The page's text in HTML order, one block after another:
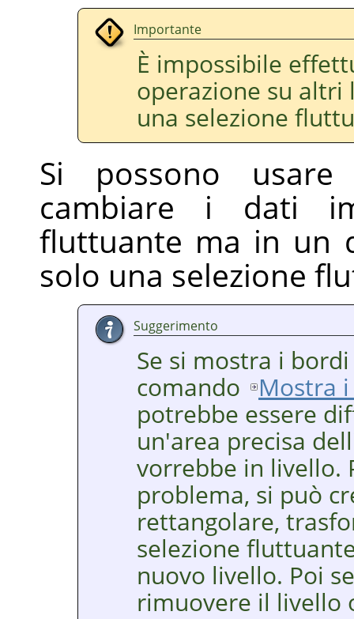
Importante
È impossibile
operazione su
una selezione
Si possono
cambiare i dati
fluttuante ma in un
solo una selezione
Suggerimento
Se si mostra i
comando
Mostra
potrebbe essere
un'area precisa
vorrebbe in livello.
problema, si può
rettangolare,
selezione
nuovo livello. Poi
rimuovere il livello